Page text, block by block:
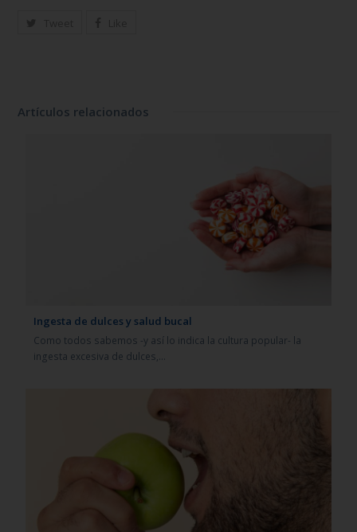
Artículos relacionados
Ingesta de dulces y salud bucal
Como todos sabemos -y así lo indica la cultura popular- la
ingesta excesiva de dulces,…